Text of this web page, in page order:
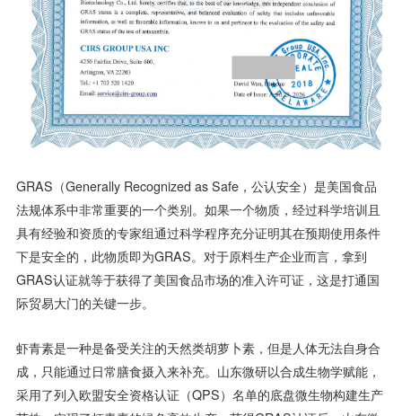
GRAS（Generally Recognized as Safe，公认安全）是美国食品
法规体系中非常重要的一个类别。如果一个物质，经过科学培训且
具有经验和资质的专家组通过科学程序充分证明其在预期使用条件
下是安全的，此物质即为GRAS。对于原料生产企业而言，拿到
GRAS认证就等于获得了美国食品市场的准入许可证，这是打通国
际贸易大门的关键一步。
虾青素是一种是备受关注的天然类胡萝卜素，但是人体无法自身合
成，只能通过日常膳食摄入来补充。山东微研以合成生物学赋能，
采用了列入欧盟安全资格认证（QPS）名单的底盘微生物构建生产